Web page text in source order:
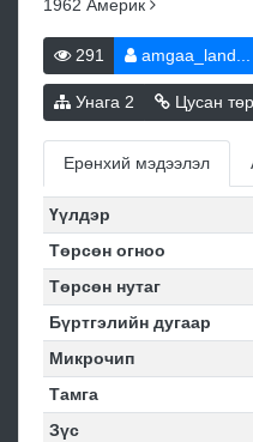
1962 Америк
291 amgaa_land...
Унага 2 Цусан
Ерөнхий мэдээлэл
Үүлдэр
Төрсөн огноо
Төрсөн нутаг
Бүртгэлийн дугаар
Микрочип
Тамга
Зүс